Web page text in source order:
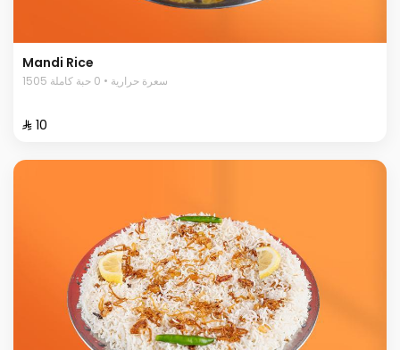
Mandi Rice
1505 سعرة حرارية • 0 حبة كاملة
⁨⁦‪‬ 10⁩